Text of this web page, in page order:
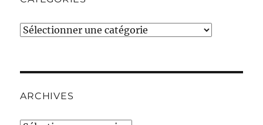
Catégories
ARCHIVES